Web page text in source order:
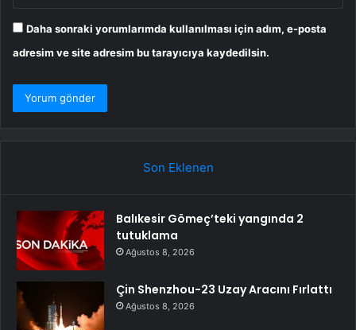
Daha sonraki yorumlarımda kullanılması için adım, e-posta
adresim ve site adresim bu tarayıcıya kaydedilsin.
Son Eklenen
Balıkesir Gömeç’teki yangında 2
tutuklama
Ağustos 8, 2026
Çin Shenzhou-23 Uzay Aracını Fırlattı
Ağustos 8, 2026